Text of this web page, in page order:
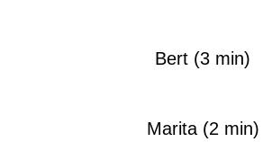
Bert (3 min)
Marita (2 min)